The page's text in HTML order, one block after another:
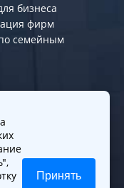
бизнеса
фирм
семейным
Принять